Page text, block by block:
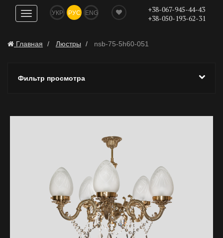
Показать
навигацию
УКР РУС ENG
+38-067-945-44-43
+38-050-193-62-31
Главная Люстры nsb-75-5h60-051
Фильтр просмотра